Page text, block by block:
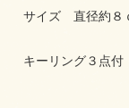
サイズ 直径約８
キーリング３点付